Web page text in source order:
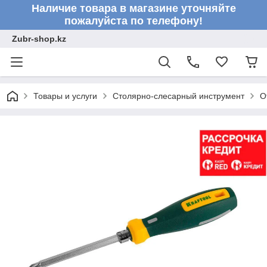
Наличие товара в магазине уточняйте
пожалуйста по телефону!
Zubr-shop.kz
Товары и услуги Столярно-слесарный инструмент